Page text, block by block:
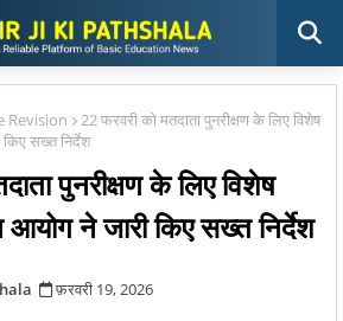
Revision
22 फरवरी को मतदाता पुनरीक्षण के लिए विशेष
किए सख्त निर्देश
पुनरीक्षण के लिए विशेष
आयोग ने जारी किए सख्त निर्देश
फ़रवरी 19, 2026